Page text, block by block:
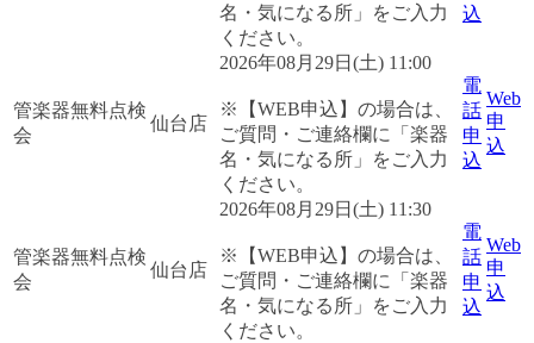
名・気になる所」をご入力
ください。
込
管楽器無料点検
会
仙台店
2026年08月29日(土) 11:00
※【WEB申込】の場合は、
ご質問・ご連絡欄に「楽器
名・気になる所」をご入力
ください。
電
話
申
込
Web
申
込
管楽器無料点検
会
仙台店
2026年08月29日(土) 11:30
※【WEB申込】の場合は、
ご質問・ご連絡欄に「楽器
名・気になる所」をご入力
ください。
電
話
申
込
Web
申
込